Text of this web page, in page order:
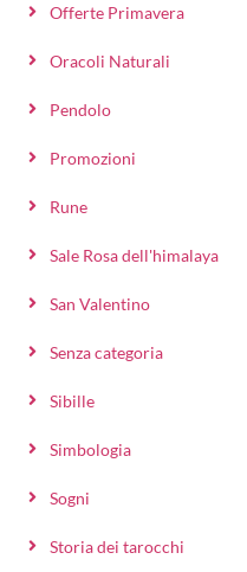
Offerte Primavera
Oracoli Naturali
Pendolo
Promozioni
Rune
Sale Rosa dell'himalaya
San Valentino
Senza categoria
Sibille
Simbologia
Sogni
Storia dei tarocchi